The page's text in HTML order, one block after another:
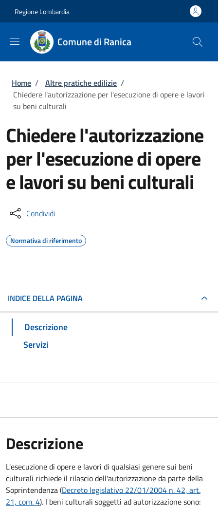
Regione Lombardia
Comune di Ranica
Briciole di pane
Home / Altre pratiche edilizie /
Chiedere l'autorizzazione per l'esecuzione di opere e lavori
su beni culturali
Chiedere l'autorizzazione
per l'esecuzione di opere
e lavori su beni culturali
Condividi
Normativa di riferimento
INDICE DELLA PAGINA
Descrizione
Servizi
Descrizione
L'esecuzione di opere e lavori di qualsiasi genere sui beni
culturali richiede il rilascio dell'autorizzazione da parte della
Soprintendenza (Decreto legislativo 22/01/2004 n. 42, art.
21, com. 4). I beni culturali soggetti ad autorizzazione sono: